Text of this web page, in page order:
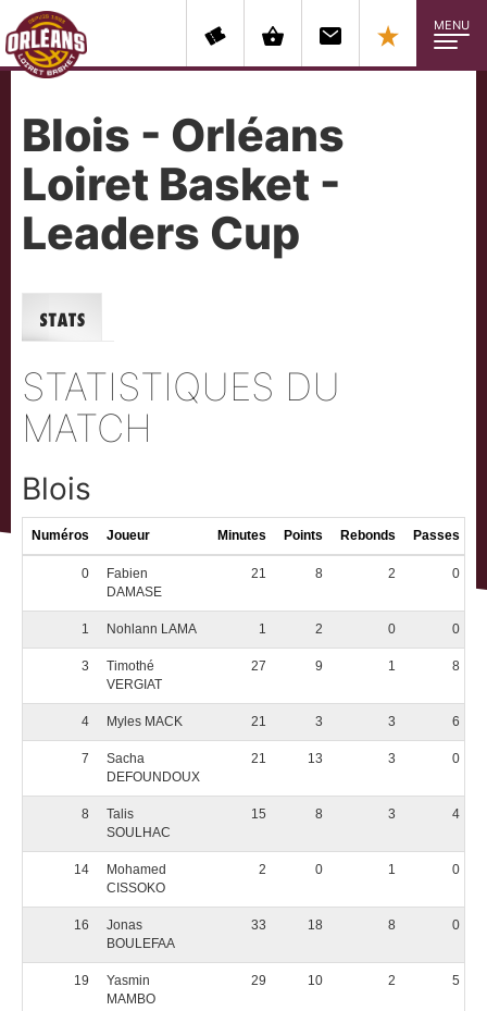
MENU
Blois - Orléans
Loiret Basket -
Leaders Cup
STATISTIQUES DU
MATCH
Blois
Numéros Joueur Minutes Points Rebonds Passes
0
Fabien
DAMASE
21 8 2 0
1 Nohlann LAMA 1 2 0 0
3
Timothé
VERGIAT
27 9 1 8
4 Myles MACK 21 3 3 6
7
Sacha
DEFOUNDOUX
21 13 3 0
8
Talis
SOULHAC
15 8 3 4
14
Mohamed
CISSOKO
2 0 1 0
16
Jonas
BOULEFAA
33 18 8 0
19
Yasmin
MAMBO
29 10 2 5